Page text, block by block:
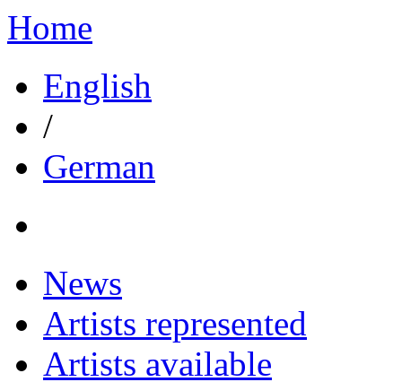
Home
English
/
German
News
Artists represented
Artists available